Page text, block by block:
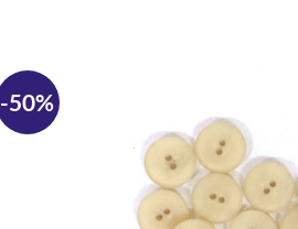
-50%